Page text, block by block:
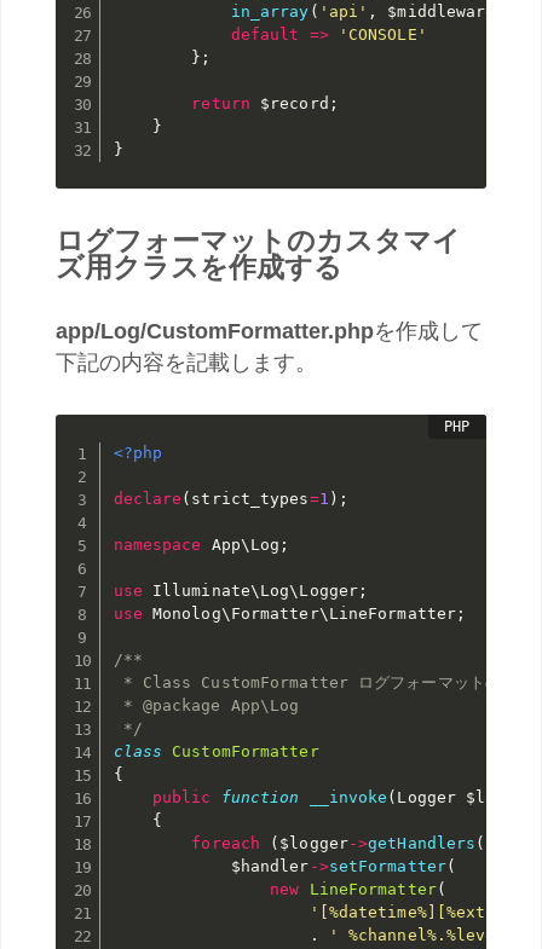
in_array ( 'api' , $middleware
default
=>
'CONSOLE'
} ;
return $record ;
}
}
ログフォーマットのカスタマイ
ズ用クラスを作成する
app/Log/CustomFormatter.phpを作成して
下記の内容を記載します。
<?php
declare ( strict_types=1 ) ;
namespace App\ Log ;
use Illuminate\ Log\ Logger ;
use Monolog\ Formatter\ LineFormatter ;
/**
* Class CustomFormatter ログフォーマットのカス
* @package App\Log
*/
class
CustomFormatter
{
public
function __invoke ( Logger $logger
{
foreach
( $logger->getHandlers (
$handler ->setFormatter(
new
LineFormatter(
.
'